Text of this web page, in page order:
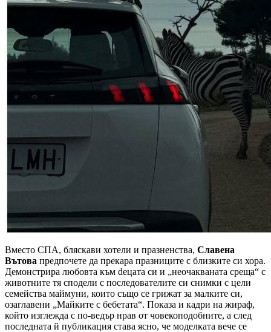
Вместо СПА, бляскави хотели и празненства, Славена
Вътова предпочете да прекара празниците с близките си хора.
Демонстрира любовта към dецата си и „неочакваната среща“ с
животните тя сподели с последователите си снимки с цели
семейства маймуни, които също се грижат за малките си,
озаглавени „Майките с бебетата“. Показа и кадри на жираф,
който изглежда с по-ведър нрав от човекоподобните, а след
последната й публикация става ясно, че моделката вече се